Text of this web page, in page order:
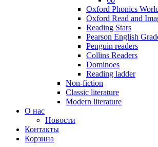
Oxford Phonics
Oxford Read and
Reading Stars
Pearson English
Penguin readers
Collins Readers
Dominoes
Reading ladder
Non-fiction
Classic literature
Modern literature
О нас
Новости
Контакты
Корзина